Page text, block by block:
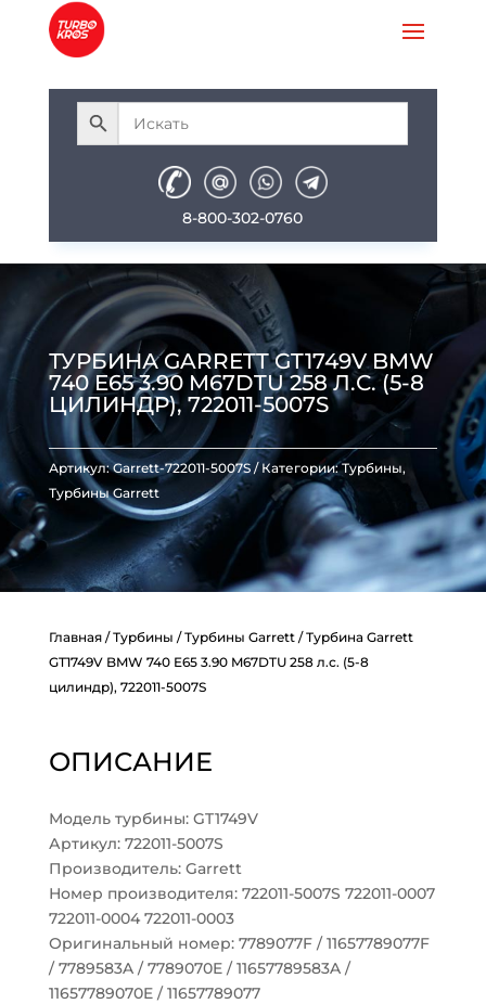
8-800-302-0760
ТУРБИНА GARRETT GT1749V BMW
740 E65 3.90 M67DTU 258 Л.С. (5-8
ЦИЛИНДР), 722011-5007S
Артикул:Garrett-722011-5007S Категории:Турбины,
Турбины Garrett
Главная/Турбины /Турбины Garrett/ Турбина Garrett
GT1749V BMW 740 E65 3.90 M67DTU 258 л.с. (5-8
цилиндр), 722011-5007S
ОПИСАНИЕ
Модель турбины: GT1749V
Артикул: 722011-5007S
Производитель: Garrett
Номер производителя: 722011-5007S 722011-0007
722011-0004 722011-0003
Оригинальный номер: 7789077F / 11657789077F
/ 7789583A / 7789070E / 11657789583A /
11657789070E / 11657789077